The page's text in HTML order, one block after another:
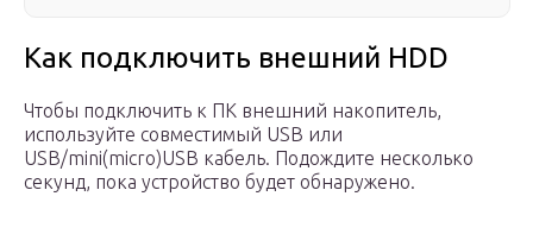
Как подключить внешний HDD
Чтобы подключить к ПК внешний накопитель,
используйте совместимый USB или
USB/mini(micro)USB кабель. Подождите несколько
секунд, пока устройство будет обнаружено.